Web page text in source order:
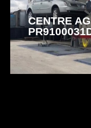
CENTRE